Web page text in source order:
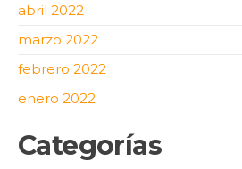
abril 2022
marzo 2022
febrero 2022
enero 2022
Categorías